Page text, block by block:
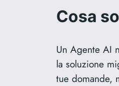
Cosa
Un Agente AI
la soluzione
tue domande,